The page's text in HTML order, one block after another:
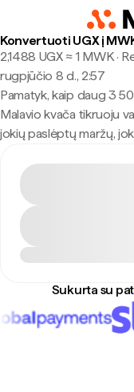
Konvertuoti UGX į
2,1488 UGX ≈ 1 MWK ·
rugpjūčio 8 d., 2:57
Pamatyk, kaip daug 3
Malavio kvača tikruoju
jokių paslėptų maržų,
Sukurta su